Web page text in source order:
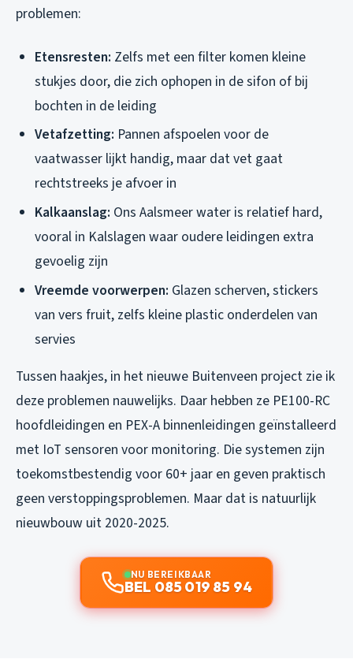
problemen:
Etensresten: Zelfs met een filter komen kleine
stukjes door, die zich ophopen in de sifon of bij
bochten in de leiding
Vetafzetting: Pannen afspoelen voor de
vaatwasser lijkt handig, maar dat vet gaat
rechtstreeks je afvoer in
Kalkaanslag: Ons Aalsmeer water is relatief hard,
vooral in Kalslagen waar oudere leidingen extra
gevoelig zijn
Vreemde voorwerpen: Glazen scherven, stickers
van vers fruit, zelfs kleine plastic onderdelen van
servies
Tussen haakjes, in het nieuwe Buitenveen project zie ik
deze problemen nauwelijks. Daar hebben ze PE100-RC
hoofdleidingen en PEX-A binnenleidingen geïnstalleerd
met IoT sensoren voor monitoring. Die systemen zijn
toekomstbestendig voor 60+ jaar en geven praktisch
geen verstoppingsproblemen. Maar dat is natuurlijk
nieuwbouw uit 2020-2025.
NU BEREIKBAAR
BEL 085 019 85 94